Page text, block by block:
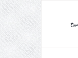
الشيخ